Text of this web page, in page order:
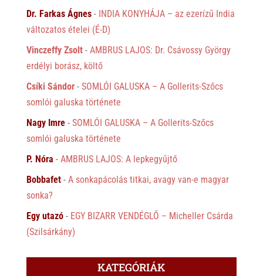
Dr. Farkas Ágnes- INDIA KONYHÁJA – az ezerízű India
változatos ételei (É-D)
Vinczeffy Zsolt- AMBRUS LAJOS: Dr. Csávossy György
erdélyi borász, költő
Csíki Sándor- SOMLÓI GALUSKA – A Gollerits-Szőcs
somlói galuska története
Nagy Imre- SOMLÓI GALUSKA – A Gollerits-Szőcs
somlói galuska története
P. Nóra - AMBRUS LAJOS: A lepkegyűjtő
Bobbafet- A sonkapácolás titkai, avagy van-e magyar
sonka?
Egy utazó- EGY BIZARR VENDÉGLŐ – Micheller Csárda
(Szilsárkány)
KATEGÓRIÁK